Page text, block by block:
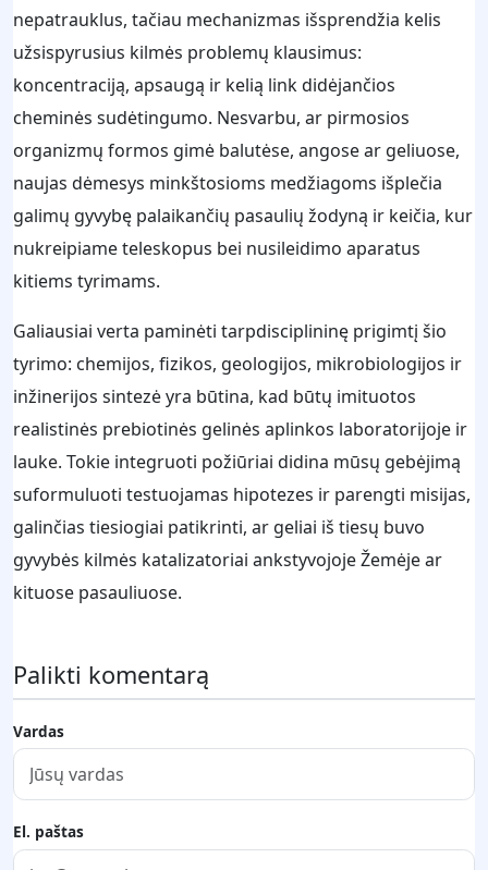
nepatrauklus, tačiau mechanizmas išsprendžia kelis
užsispyrusius kilmės problemų klausimus:
koncentraciją, apsaugą ir kelią link didėjančios
cheminės sudėtingumo. Nesvarbu, ar pirmosios
organizmų formos gimė balutėse, angose ar geliuose,
naujas dėmesys minkštosioms medžiagoms išplečia
galimų gyvybę palaikančių pasaulių žodyną ir keičia, kur
nukreipiame teleskopus bei nusileidimo aparatus
kitiems tyrimams.
Galiausiai verta paminėti tarpdisciplininę prigimtį šio
tyrimo: chemijos, fizikos, geologijos, mikrobiologijos ir
inžinerijos sintezė yra būtina, kad būtų imituotos
realistinės prebiotinės gelinės aplinkos laboratorijoje ir
lauke. Tokie integruoti požiūriai didina mūsų gebėjimą
suformuluoti testuojamas hipotezes ir parengti misijas,
galinčias tiesiogiai patikrinti, ar geliai iš tiesų buvo
gyvybės kilmės katalizatoriai ankstyvojoje Žemėje ar
kituose pasauliuose.
Palikti komentarą
Vardas
El. paštas